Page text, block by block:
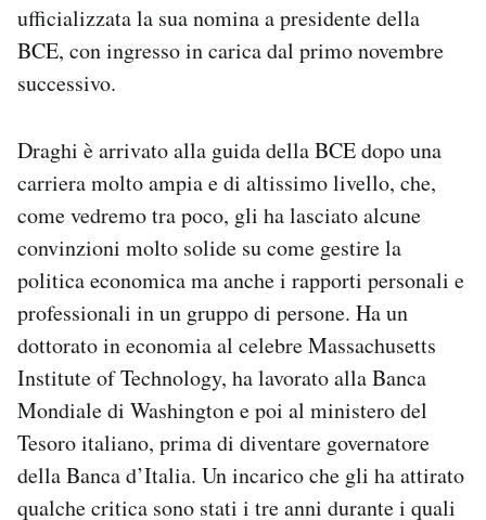
Area Personale
Newsletter
Hai bisogno di aiuto?
Esci
ufficializzata la sua nomina a presidente della
BCE, con ingresso in carica dal primo novembre
successivo.
Draghi è arrivato alla guida della BCE dopo una
carriera molto ampia e di altissimo livello, che,
come vedremo tra poco, gli ha lasciato alcune
convinzioni molto solide su come gestire la
politica economica ma anche i rapporti personali e
professionali in un gruppo di persone. Ha un
dottorato in economia al celebre Massachusetts
Institute of Technology, ha lavorato alla Banca
Mondiale di Washington e poi al ministero del
Tesoro italiano, prima di diventare governatore
della Banca d’Italia. Un incarico che gli ha attirato
qualche critica sono stati i tre anni durante i quali